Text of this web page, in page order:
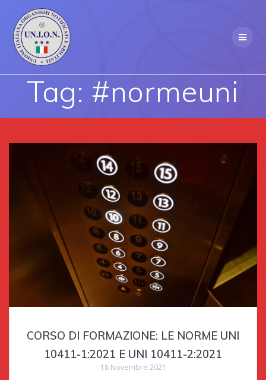
Tag: #normeuni
CORSO DI FORMAZIONE: LE NORME UNI
10411-1:2021 E UNI 10411-2:2021
18 Novembre 2021